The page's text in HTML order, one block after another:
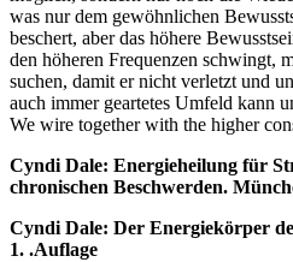
was nur dem gewöhnlichen
beschert, aber das höhere
den höheren Frequenzen schwingt,
suchen, damit er nicht verletzt und
auch immer geartetes Umfeld kann
We wire together with the higher
Cyndi Dale: Energieheilung für
chronischen Beschwerden.
Cyndi Dale: Der Energiekörper
1. .Auflage